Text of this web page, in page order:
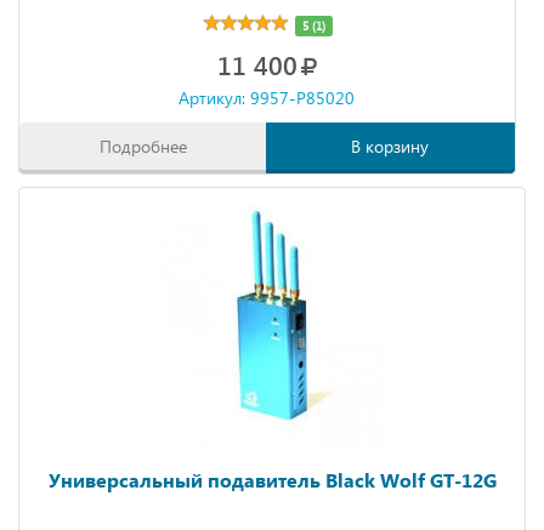
5 (1)
11 400
Артикул: 9957-P85020
Подробнее В корзину
Универсальный подавитель Black Wolf GT-12G